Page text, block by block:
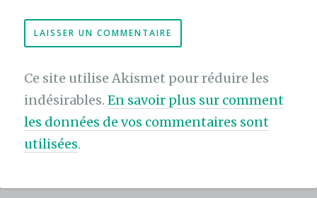
Ce site utilise Akismet pour réduire les
indésirables.En savoir plus sur comment
les données de vos commentaires sont
utilisées.